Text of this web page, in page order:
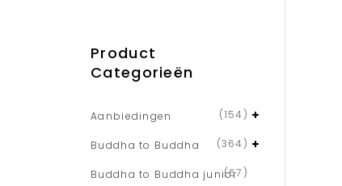
Product
Categorieën
Aanbiedingen (154)
Buddha to Buddha (364)
Buddha to Buddha junior(67)